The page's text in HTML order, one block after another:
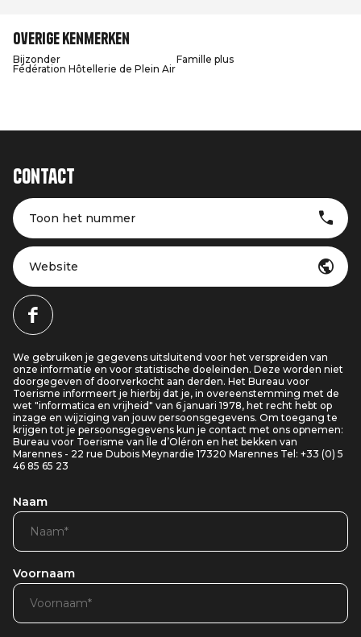
Overige kenmerken
Bijzonder
Famille plus
Fédération Hôtellerie de Plein Air
Contact
Toon het nummer
Website
We gebruiken je gegevens uitsluitend voor het verspreiden van
onze informatie en voor statistische doeleinden. Deze worden niet
doorgegeven of doorverkocht aan derden. Het Bureau voor
Toerisme informeert je hierbij dat je, in overeenstemming met de
wet "informatica en vrijheid" van 6 januari 1978, het recht hebt op
inzage en wijziging van jouw persoonsgegevens. Om toegang te
krijgen tot je persoonsgegevens kun je contact met ons opnemen:
Bureau voor Toerisme van Île d’Oléron en het bekken van
Marennes - 22 rue Dubois Meynardie 17320 Marennes Tel: +33 (0) 5
46 85 65 23
Naam
Voornaam